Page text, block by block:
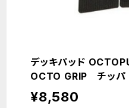
デッキパッド
OCTO GRIP チッパ
¥8,580